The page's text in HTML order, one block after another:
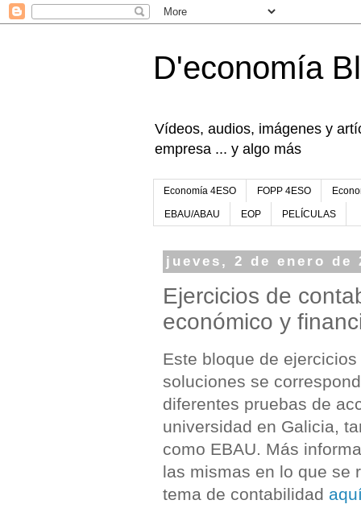
D'economía
Vídeos, audios, imágenes y
empresa ... y algo más
Economía 4ESO FOPP 4ESO
EBAU/ABAU EOP PELÍCULAS
jueves, 2 de enero de
Ejercicios de
económico y
Este bloque de ejercicios
soluciones se
diferentes pruebas de
universidad en Galicia,
como EBAU. Más
las mismas en lo que se
tema de contabilidad